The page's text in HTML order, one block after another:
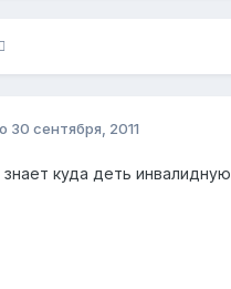
30 сентября, 2011
знает куда деть